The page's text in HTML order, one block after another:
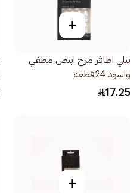
+
بيلي اظافر مرح ابيض مطفي
واسود 24قطعة
17.25
+